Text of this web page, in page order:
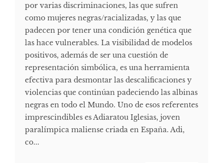
por varias discriminaciones, las que sufren
como mujeres negras/racializadas, y las que
padecen por tener una condición genética que
las hace vulnerables. La visibilidad de modelos
positivos, además de ser una cuestión de
representación simbólica, es una herramienta
efectiva para desmontar las descalificaciones y
violencias que continúan padeciendo las albinas
negras en todo el Mundo. Uno de esos referentes
imprescindibles es Adiaratou Iglesias, joven
paralímpica maliense criada en España. Adi,
co...